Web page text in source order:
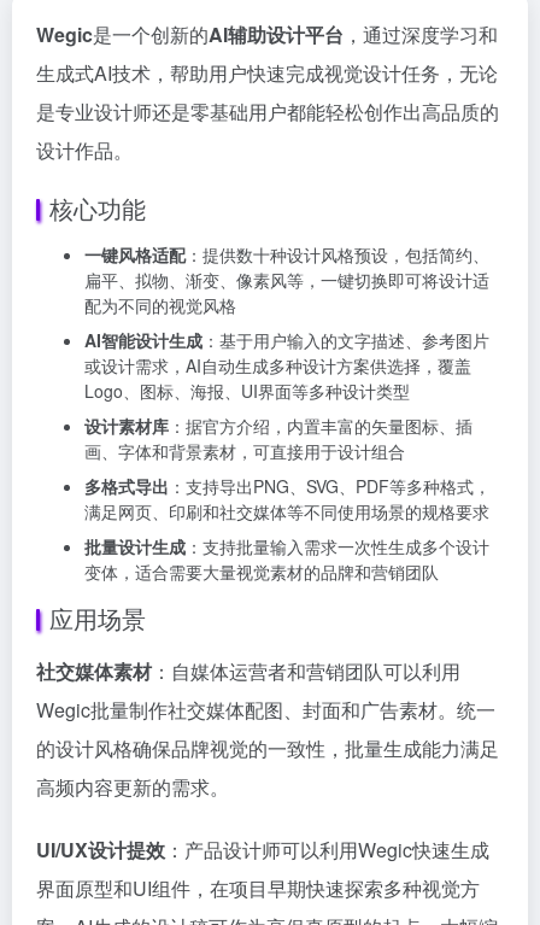
Wegic是一个创新的AI辅助设计平台 ，通过深度学习和
生成式AI技术，帮助用户快速完成视觉设计任务，无论
是专业设计师还是零基础用户都能轻松创作出高品质的
设计作品。
核心功能
一键风格适配：提供数十种设计风格预设，包括简约、
扁平、拟物、渐变、像素风等，一键切换即可将设计适
配为不同的视觉风格
AI智能设计生成 ：基于用户输入的文字描述、参考图片
或设计需求，AI自动生成多种设计方案供选择，覆盖
Logo、图标、海报、UI界面等多种设计类型
设计素材库 ：据官方介绍，内置丰富的矢量图标、插
画、字体和背景素材，可直接用于设计组合
多格式导出 ：支持导出PNG、SVG、PDF等多种格式，
满足网页、印刷和社交媒体等不同使用场景的规格要求
批量设计生成 ：支持批量输入需求一次性生成多个设计
变体，适合需要大量视觉素材的品牌和营销团队
应用场景
社交媒体素材：自媒体运营者和营销团队可以利用
Wegic批量制作社交媒体配图、封面和广告素材。统一
的设计风格确保品牌视觉的一致性，批量生成能力满足
高频内容更新的需求。
UI/UX设计提效 ：产品设计师可以利用Wegic快速生成
界面原型和UI组件，在项目早期快速探索多种视觉方